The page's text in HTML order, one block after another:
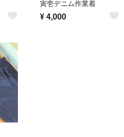
寅壱デニム作業着
¥4,000